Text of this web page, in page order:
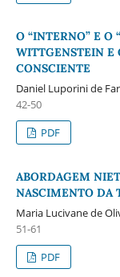
O “INTERNO” E O
WITTGENSTEIN E
CONSCIENTE
Daniel Luporini de
42-50
PDF
ABORDAGEM
NASCIMENTO DA
Maria Lucivane de
51-61
PDF